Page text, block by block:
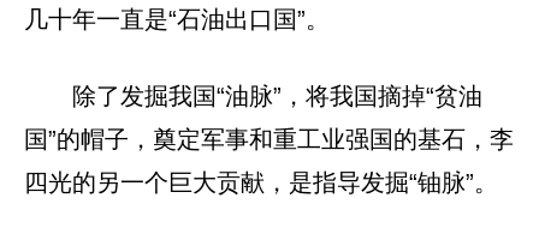
几十年一直是“石油出口国”。
除了发掘我国“油脉”，将我国摘掉“贫油
国”的帽子，奠定军事和重工业强国的基石，李
四光的另一个巨大贡献，是指导发掘“铀脉”。